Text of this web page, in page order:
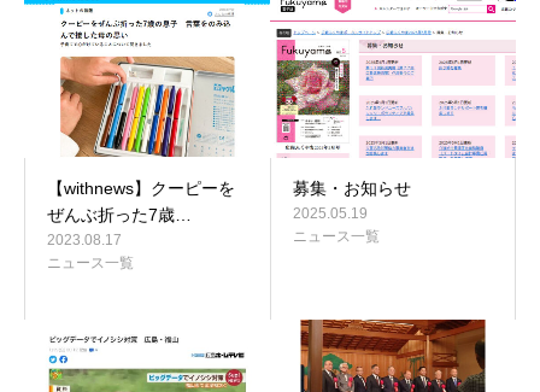
【withnews】クーピーを
ぜんぶ折った7歳…
2023.08.17
ニュース一覧
募集・お知らせ
2025.05.19
ニュース一覧